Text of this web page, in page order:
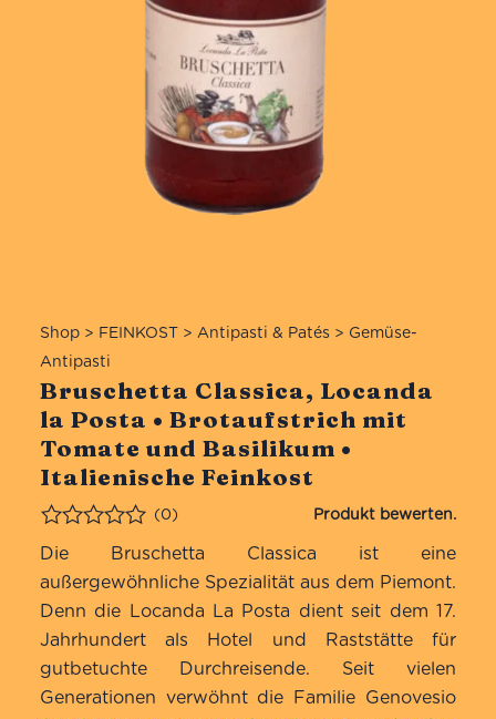
Shop> FEINKOST> Antipasti & Patés> Gemüse-
Antipasti
Bruschetta Classica, Locanda
la Posta • Brotaufstrich mit
Tomate und Basilikum •
Italienische Feinkost
Bewertet
(0)
Die Bruschetta Classica ist eine
außergewöhnliche Spezialität aus dem Piemont.
Denn die Locanda La Posta dient seit dem 17.
Jahrhundert als Hotel und Raststätte für
gutbetuchte Durchreisende. Seit vielen
Generationen verwöhnt die Familie Genovesio